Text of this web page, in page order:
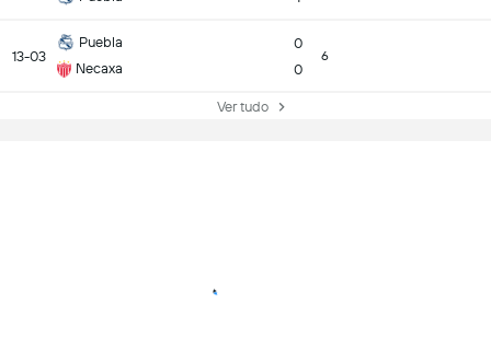
13-03
Puebla
Necaxa
0
0
6
Ver tudo